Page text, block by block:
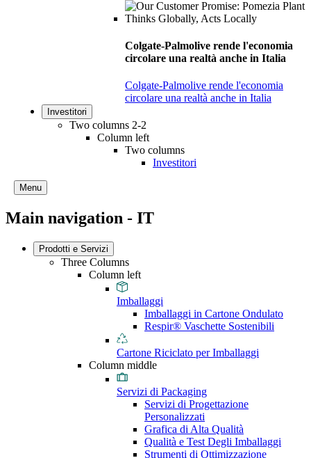
Colgate-Palmolive rende l'economia
circolare una realtà anche in Italia
Colgate-Palmolive rende l'economia
circolare una realtà anche in Italia
Investitori
Two columns 2-2
Column left
Two columns
Investitori
Menu
Main navigation - IT
Prodotti e Servizi
Three Columns
Column left
Imballaggi
Imballaggi in Cartone Ondulato
Respir® Vaschette Sostenibili
Cartone Riciclato per Imballaggi
Column middle
Servizi di Packaging
Servizi di Progettazione
Personalizzati
Grafica di Alta Qualità
Qualità e Test Degli Imballaggi
Strumenti di Ottimizzazione